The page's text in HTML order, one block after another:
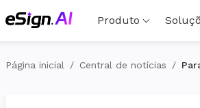
Produto
Página inicial / Central de notícias /